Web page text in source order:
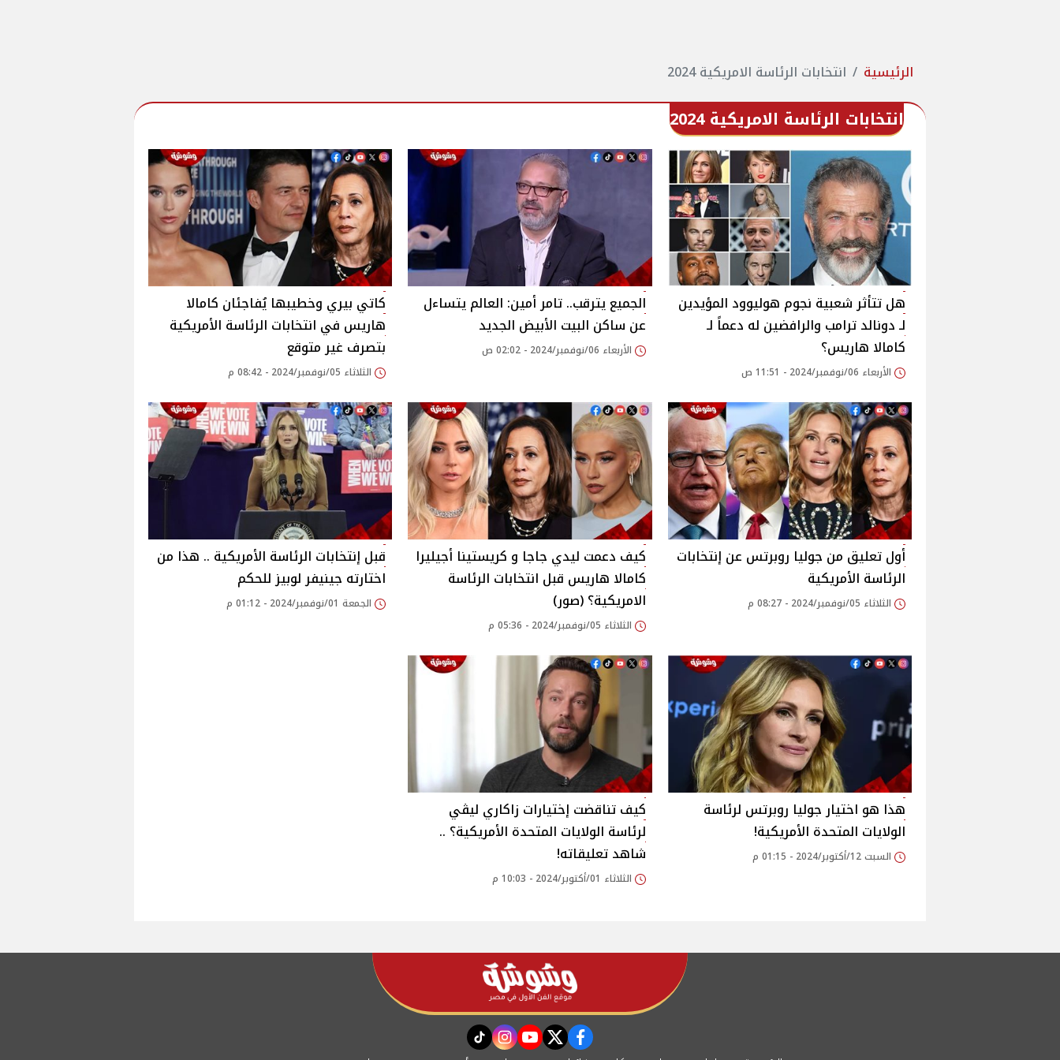
الرئيسية انتخابات الرئاسة الامريكية 2024
انتخابات الرئاسة الامريكية 2024
هل تتأثر شعبية نجوم هوليوود المؤيدين
لـ دونالد ترامب والرافضين له دعماً لـ
كامالا هاريس؟
الأربعاء 06/نوفمبر/2024 - 11:51 ص
الجميع يترقب.. تامر أمين: العالم يتساءل
عن ساكن البيت الأبيض الجديد‎
الأربعاء 06/نوفمبر/2024 - 02:02 ص
كاتي بيري وخطيبها يُفاجئان كامالا
هاريس في انتخابات الرئاسة الأمريكية
بتصرف غير متوقع
الثلاثاء 05/نوفمبر/2024 - 08:42 م
أول تعليق من جوليا روبرتس عن إنتخابات
الرئاسة الأمريكية
الثلاثاء 05/نوفمبر/2024 - 08:27 م
كيف دعمت ليدي جاجا و كريستينا أجيليرا
كامالا هاريس قبل انتخابات الرئاسة
الامريكية؟ (صور)
الثلاثاء 05/نوفمبر/2024 - 05:36 م
قبل إنتخابات الرئاسة الأمريكية .. هذا من
اختارته جينيفر لوبيز للحكم
الجمعة 01/نوفمبر/2024 - 01:12 م
هذا هو اختيار جوليا روبرتس لرئاسة
الولايات المتحدة الأمريكية!
السبت 12/أكتوبر/2024 - 01:15 م
كيف تناقضت إختيارات زاكاري ليڤي
لرئاسة الولايات المتحدة الأمريكية؟ ..
شاهد تعليقاته!
الثلاثاء 01/أكتوبر/2024 - 10:03 م
facebook
twitter
youtube
instagram
tiktok